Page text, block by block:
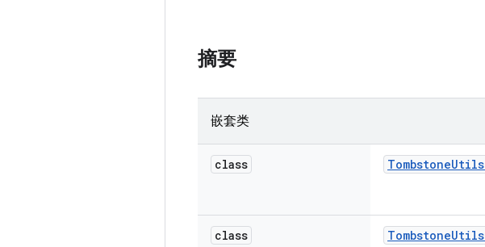
摘要
嵌套类
class TombstoneUtils
class TombstoneUtils